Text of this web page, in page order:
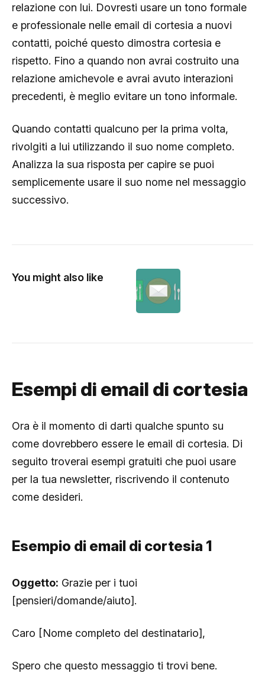
relazione con lui. Dovresti usare un tono formale
e professionale nelle email di cortesia a nuovi
contatti, poiché questo dimostra cortesia e
rispetto. Fino a quando non avrai costruito una
relazione amichevole e avrai avuto interazioni
precedenti, è meglio evitare un tono informale.
Quando contatti qualcuno per la prima volta,
rivolgiti a lui utilizzando il suo nome completo.
Analizza la sua risposta per capire se puoi
semplicemente usare il suo nome nel messaggio
successivo.
You might also like
Esempi di email di cortesia
Ora è il momento di darti qualche spunto su
come dovrebbero essere le email di cortesia. Di
seguito troverai esempi gratuiti che puoi usare
per la tua newsletter, riscrivendo il contenuto
come desideri.
Esempio di email di cortesia 1
Oggetto: Grazie per i tuoi
[pensieri/domande/aiuto].
Caro [Nome completo del destinatario],
Spero che questo messaggio ti trovi bene.